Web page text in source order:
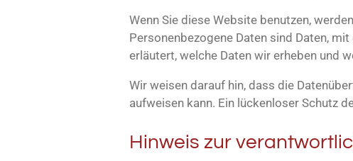
Wenn Sie diese Website benutzen,
Personenbezogene Daten sind Daten,
erläutert, welche Daten wir erheben und
Wir weisen darauf hin, dass die
aufweisen kann. Ein lückenloser Schutz
Hinweis zur